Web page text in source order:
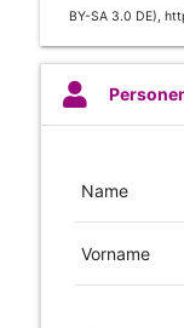
BY-SA 3.0 DE),
Name
Vorname